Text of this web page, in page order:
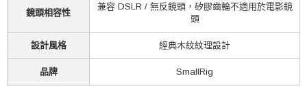
鏡頭相容性
兼容 DSLR / 無反鏡頭，矽膠齒輪不適用於電影鏡
頭
設計風格 經典木紋紋理設計
品牌 SmallRig